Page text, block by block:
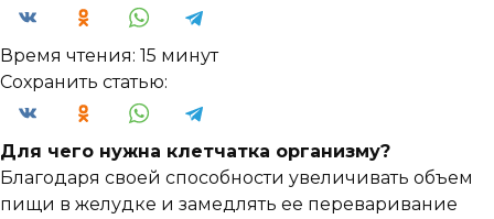
Время чтения: 15 минут
Сохранить статью:
Для чего нужна клетчатка организму?
Благодаря своей способности увеличивать объем
пищи в желудке и замедлять ее переваривание